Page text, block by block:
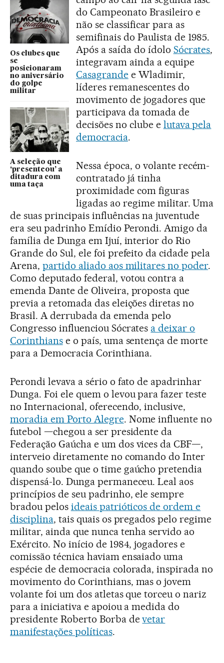
Os clubes que
se
posicionaram
no aniversário
do golpe
militar
A seleção que
‘presenteou’ a
ditadura com
uma taça
do Campeonato Brasileiro e
não se classificar para as
semifinais do Paulista de 1985.
Após a saída do ídolo Sócrates,
integravam ainda a equipe
Casagrandee Wladimir,
líderes remanescentes do
movimento de jogadores que
participava da tomada de
decisões no clube e lutava pela
democracia.
Nessa época, o volante recém-
contratado já tinha
proximidade com figuras
ligadas ao regime militar. Uma
de suas principais influências na juventude
era seu padrinho Emídio Perondi. Amigo da
família de Dunga em Ijuí, interior do Rio
Grande do Sul, ele foi prefeito da cidade pela
Arena, partido aliado aos militares no poder.
Como deputado federal, votou contra a
emenda Dante de Oliveira, proposta que
previa a retomada das eleições diretas no
Brasil. A derrubada da emenda pelo
Congresso influenciou Sócrates a deixar o
Corinthianse o país, uma sentença de morte
para a Democracia Corinthiana.
Perondi levava a sério o fato de apadrinhar
Dunga. Foi ele quem o levou para fazer teste
no Internacional, oferecendo, inclusive,
moradia em Porto Alegre. Nome influente no
futebol —chegou a ser presidente da
Federação Gaúcha e um dos vices da CBF—,
interveio diretamente no comando do Inter
quando soube que o time gaúcho pretendia
dispensá-lo. Dunga permaneceu. Leal aos
princípios de seu padrinho, ele sempre
bradou pelos ideais patrióticos de ordem e
disciplina, tais quais os pregados pelo regime
militar, ainda que nunca tenha servido ao
Exército. No início de 1984, jogadores e
comissão técnica haviam ensaiado uma
espécie de democracia colorada, inspirada no
movimento do Corinthians, mas o jovem
volante foi um dos atletas que torceu o nariz
para a iniciativa e apoiou a medida do
presidente Roberto Borba devetar
manifestações políticas.